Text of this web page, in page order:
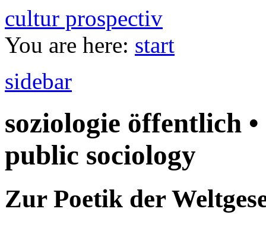
cultur prospectiv
You are here: start
sidebar
soziologie öffentlich
public sociology
Zur Poetik der